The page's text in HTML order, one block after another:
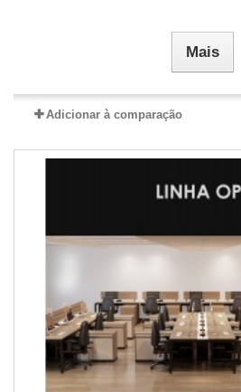
Mais
Adicionar à comparação